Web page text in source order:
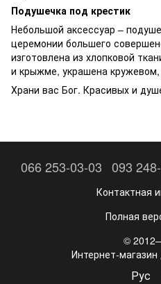
Подушечка под крестик
Небольшой аксессуар –
церемонии большего
изготовлена из хлопковой
и крыжме, украшена
Храни вас Бог. Красивых и
066 253-03-03 093
Контактная
Полная
©
Интернет-
Рус